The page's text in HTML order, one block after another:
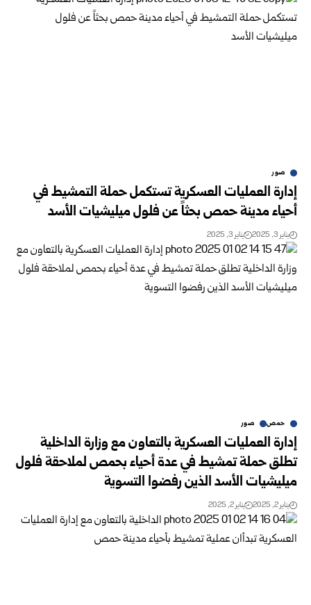
صور
إدارة العمليات العسكرية تستكمل حملة التمشيط في
أحياء مدينة حمص بحثاً عن فلول ميليشيات الأسد
يناير 3, 2025 يناير 3, 2025
حمص صور
إدارة العمليات العسكرية بالتعاون مع وزارة الداخلية
تطلق حملة تمشيط في عدة أحياء بحمص لملاحقة فلول
ميليشيات الأسد الذين رفضوا التسوية
يناير 2, 2025 يناير 2, 2025